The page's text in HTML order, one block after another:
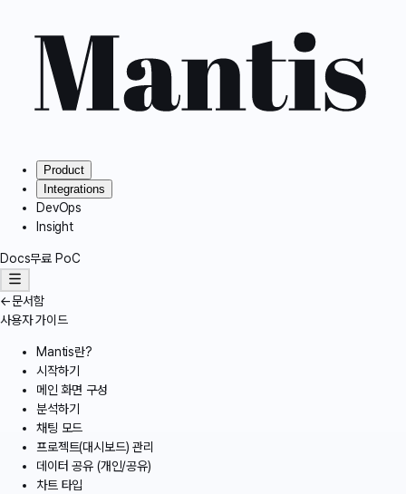
Product
Integrations
DevOps
Insight
Docs무료 PoC
←문서함
사용자 가이드
Mantis란?
시작하기
메인 화면 구성
분석하기
채팅 모드
프로젝트(대시보드) 관리
데이터 공유 (개인/공유)
차트 타입